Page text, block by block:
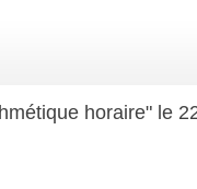
horaire" le